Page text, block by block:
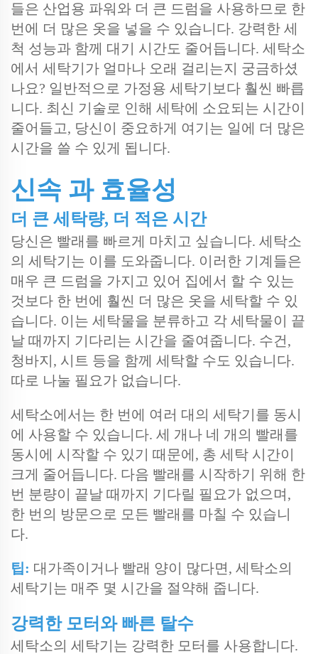
들은 산업용 파워와 더 큰 드럼을 사용하므로 한
번에 더 많은 옷을 넣을 수 있습니다. 강력한 세
척 성능과 함께 대기 시간도 줄어듭니다. 세탁소
에서 세탁기가 얼마나 오래 걸리는지 궁금하셨
나요? 일반적으로 가정용 세탁기보다 훨씬 빠릅
니다. 최신 기술로 인해 세탁에 소요되는 시간이
줄어들고, 당신이 중요하게 여기는 일에 더 많은
시간을 쓸 수 있게 됩니다.
신속 과 효율성
더 큰 세탁량, 더 적은 시간
당신은 빨래를 빠르게 마치고 싶습니다. 세탁소
의 세탁기는 이를 도와줍니다. 이러한 기계들은
매우 큰 드럼을 가지고 있어 집에서 할 수 있는
것보다 한 번에 훨씬 더 많은 옷을 세탁할 수 있
습니다. 이는 세탁물을 분류하고 각 세탁물이 끝
날 때까지 기다리는 시간을 줄여줍니다. 수건,
청바지, 시트 등을 함께 세탁할 수도 있습니다.
따로 나눌 필요가 없습니다.
세탁소에서는 한 번에 여러 대의 세탁기를 동시
에 사용할 수 있습니다. 세 개나 네 개의 빨래를
동시에 시작할 수 있기 때문에, 총 세탁 시간이
크게 줄어듭니다. 다음 빨래를 시작하기 위해 한
번 분량이 끝날 때까지 기다릴 필요가 없으며,
한 번의 방문으로 모든 빨래를 마칠 수 있습니
다.
팁: 대가족이거나 빨래 양이 많다면, 세탁소의
세탁기는 매주 몇 시간을 절약해 줍니다.
강력한 모터와 빠른 탈수
세탁소의 세탁기는 강력한 모터를 사용합니다.